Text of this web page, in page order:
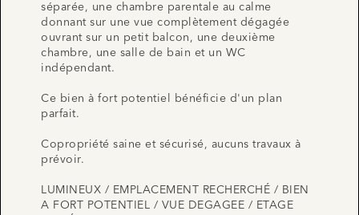
séparée, une chambre parentale au calme
donnant sur une vue complètement dégagée
ouvrant sur un petit balcon, une deuxième
chambre, une salle de bain et un WC
indépendant.
Ce bien à fort potentiel bénéficie d'un plan
parfait.
Copropriété saine et sécurisé, aucuns travaux à
prévoir.
LUMINEUX / EMPLACEMENT RECHERCHÉ / BIEN
A FORT POTENTIEL / VUE DEGAGEE / ETAGE